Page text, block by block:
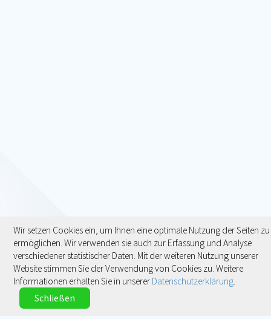
Wir setzen Cookies ein, um Ihnen eine optimale Nutzung der Seiten zu
ermöglichen. Wir verwenden sie auch zur Erfassung und Analyse
verschiedener statistischer Daten. Mit der weiteren Nutzung unserer
Website stimmen Sie der Verwendung von Cookies zu. Weitere
Informationen erhalten Sie in unserer Datenschutzerklärung.
Schließen